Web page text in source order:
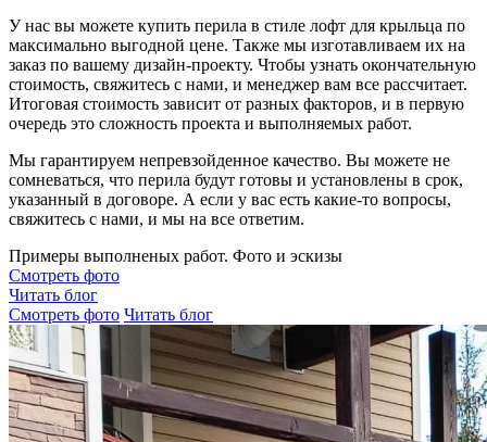
У нас вы можете купить перила в стиле лофт для крыльца по
максимально выгодной цене. Также мы изготавливаем их на
заказ по вашему дизайн-проекту. Чтобы узнать окончательную
стоимость, свяжитесь с нами, и менеджер вам все рассчитает.
Итоговая стоимость зависит от разных факторов, и в первую
очередь это сложность проекта и выполняемых работ.
Мы гарантируем непревзойденное качество. Вы можете не
сомневаться, что перила будут готовы и установлены в срок,
указанный в договоре. А если у вас есть какие-то вопросы,
свяжитесь с нами, и мы на все ответим.
Примеры выполненых работ. Фото и эскизы
Смотреть фото
Читать блог
Смотреть фото Читать блог